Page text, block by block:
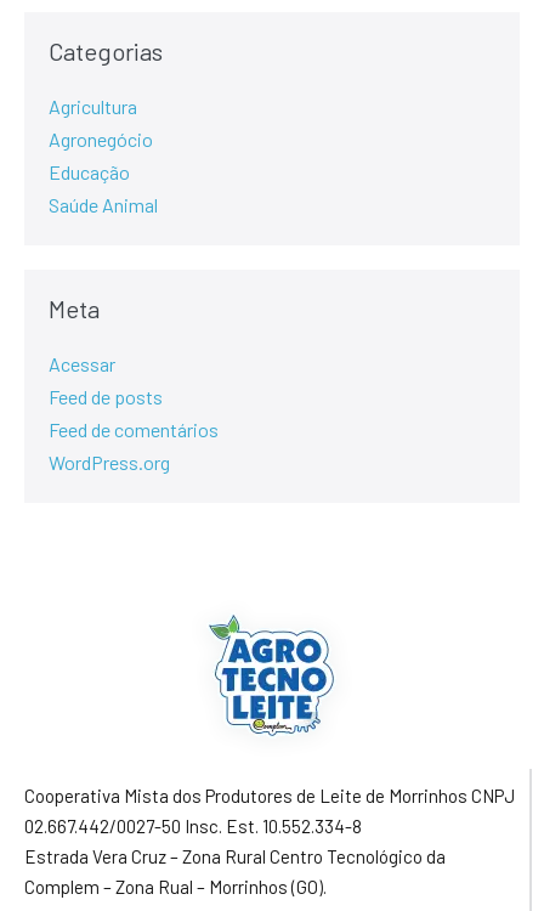
Categorias
Agricultura
Agronegócio
Educação
Saúde Animal
Meta
Acessar
Feed de posts
Feed de comentários
WordPress.org
Cooperativa Mista dos Produtores de Leite de Morrinhos CNPJ
02.667.442/0027-50 Insc. Est. 10.552.334-8
Estrada Vera Cruz – Zona Rural Centro Tecnológico da
Complem – Zona Rual – Morrinhos (GO).